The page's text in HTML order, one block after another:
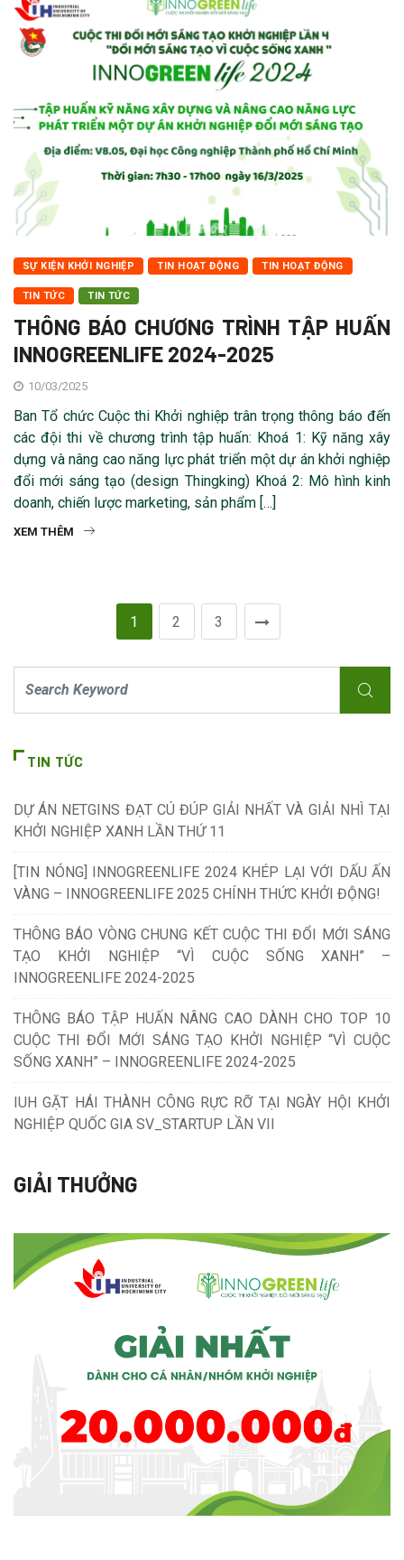
SỰ KIỆN KHỞI NGHIỆP TIN HOẠT ĐỘNG TIN HOẠT ĐỘNG
TIN TỨC TIN TỨC
THÔNG BÁO CHƯƠNG TRÌNH TẬP HUẤN
INNOGREENLIFE 2024-2025
10/03/2025
Ban Tổ chức Cuộc thi Khởi nghiệp trân trọng thông báo đến
các đội thi về chương trình tập huấn: Khoá 1: Kỹ năng xây
dựng và nâng cao năng lực phát triển một dự án khởi nghiệp
đổi mới sáng tạo (design Thingking) Khoá 2: Mô hình kinh
doanh, chiến lược marketing, sản phẩm […]
XEM THÊM
1 2 3
TIN TỨC
DỰ ÁN NETGINS ĐẠT CÚ ĐÚP GIẢI NHẤT VÀ GIẢI NHÌ TẠI
KHỞI NGHIỆP XANH LẦN THỨ 11
[TIN NÓNG] INNOGREENLIFE 2024 KHÉP LẠI VỚI DẤU ẤN
VÀNG – INNOGREENLIFE 2025 CHÍNH THỨC KHỞI ĐỘNG!
THÔNG BÁO VÒNG CHUNG KẾT CUỘC THI ĐỔI MỚI SÁNG
TẠO KHỞI NGHIỆP “VÌ CUỘC SỐNG XANH” –
INNOGREENLIFE 2024-2025
THÔNG BÁO TẬP HUẤN NÂNG CAO DÀNH CHO TOP 10
CUỘC THI ĐỔI MỚI SÁNG TẠO KHỞI NGHIỆP “VÌ CUỘC
SỐNG XANH” – INNOGREENLIFE 2024-2025
IUH GẶT HÁI THÀNH CÔNG RỰC RỠ TẠI NGÀY HỘI KHỞI
NGHIỆP QUỐC GIA SV_STARTUP LẦN VII
GIẢI THƯỞNG